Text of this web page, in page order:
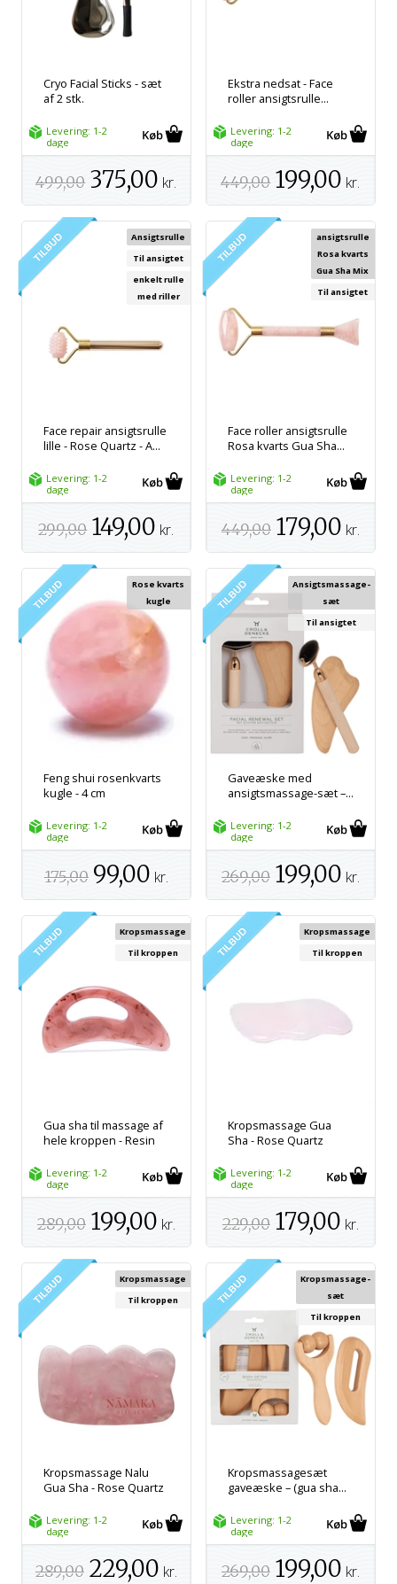
Cryo Facial Sticks - sæt
af 2 stk.
Levering: 1-2
dage
499,00 375,00 kr.
Ekstra nedsat - Face
roller ansigtsrulle...
Levering: 1-2
dage
449,00 199,00 kr.
Face repair ansigtsrulle
lille - Rose Quartz - A...
Ansigtsrulle
Til ansigtet
enkelt rulle
med riller
Levering: 1-2
dage
299,00 149,00 kr.
Face roller ansigtsrulle
Rosa kvarts Gua Sha...
ansigtsrulle
Rosa kvarts
Gua Sha Mix
Til ansigtet
Levering: 1-2
dage
449,00 179,00 kr.
Feng shui rosenkvarts
kugle - 4 cm
Rose kvarts
kugle
Levering: 1-2
dage
175,00 99,00 kr.
Gaveæske med
ansigtsmassage-sæt –...
Ansigtsmassage-
sæt
Til ansigtet
Levering: 1-2
dage
269,00 199,00 kr.
Gua sha til massage af
hele kroppen - Resin
Kropsmassage
Til kroppen
Levering: 1-2
dage
289,00 199,00 kr.
Kropsmassage Gua
Sha - Rose Quartz
Kropsmassage
Til kroppen
Levering: 1-2
dage
229,00 179,00 kr.
Kropsmassage Nalu
Gua Sha - Rose Quartz
Kropsmassage
Til kroppen
Levering: 1-2
dage
289,00 229,00 kr.
Kropsmassagesæt
gaveæske – (gua sha...
Kropsmassage-
sæt
Til kroppen
Levering: 1-2
dage
269,00 199,00 kr.